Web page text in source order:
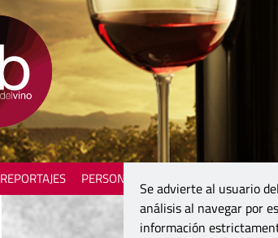
REPORTAJES PERSONAJES
Se advierte al usuario
análisis al navegar por
información